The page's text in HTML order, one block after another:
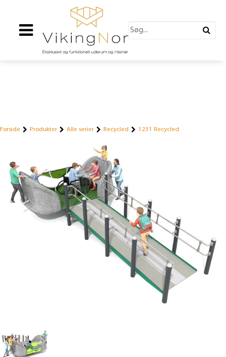
Forside Produkter Alle serier Recycled 1231 Recycled